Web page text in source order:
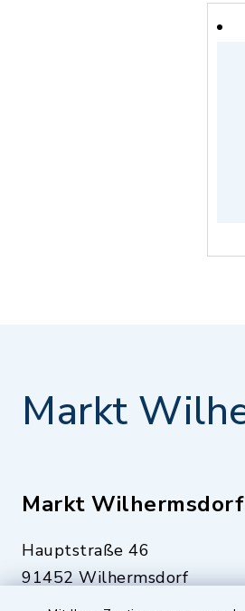
Markt
Markt Wilhermsdorf
Hauptstraße 46
91452 Wilhermsdorf